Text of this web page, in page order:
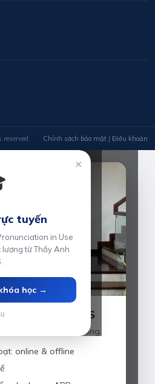
Chính sách bảo mật | Điều khoản
Thầy Anh IELTS
nghiệm tại Hải Phòng.
online & offline
×
tuyến
in Use
từ Thầy Anh
học →